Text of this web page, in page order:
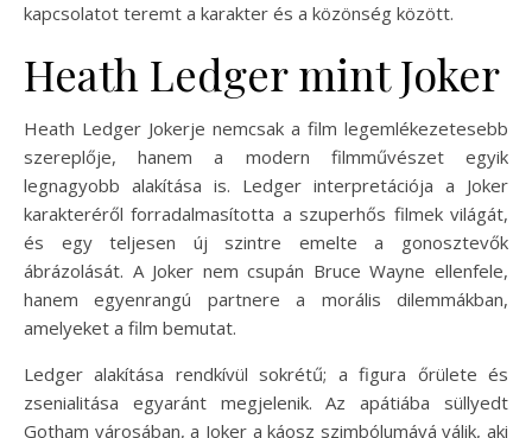
kapcsolatot teremt a karakter és a közönség között.
Heath Ledger mint Joker
Heath Ledger Jokerje nemcsak a film legemlékezetesebb
szereplője, hanem a modern filmművészet egyik
legnagyobb alakítása is. Ledger interpretációja a Joker
karakteréről forradalmasította a szuperhős filmek világát,
és egy teljesen új szintre emelte a gonosztevők
ábrázolását. A Joker nem csupán Bruce Wayne ellenfele,
hanem egyenrangú partnere a morális dilemmákban,
amelyeket a film bemutat.
Ledger alakítása rendkívül sokrétű; a figura őrülete és
zsenialitása egyaránt megjelenik. Az apátiába süllyedt
Gotham városában, a Joker a káosz szimbólumává válik, aki